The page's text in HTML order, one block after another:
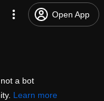
Open App
a bot
Learn more